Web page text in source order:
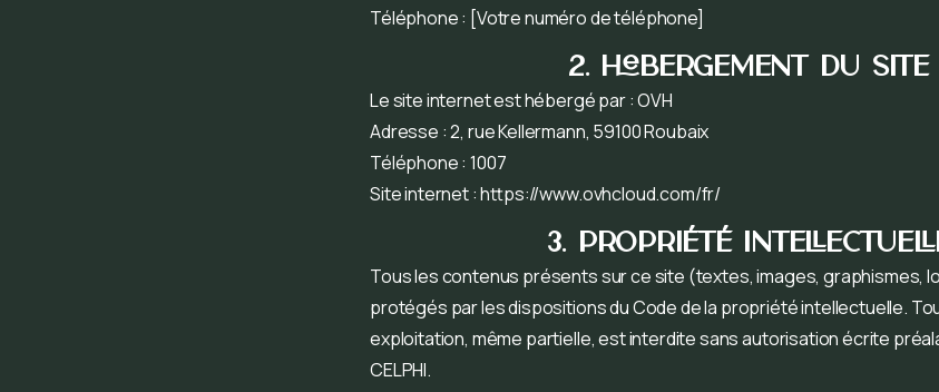
Téléphone : [Votre numéro de téléphone]
2. Hébergement du site
Le site internet est hébergé par : OVH
Adresse : 2, rue Kellermann, 59100 Roubaix
Téléphone : 1007
Site internet : https://www.ovhcloud.com/fr/
3. PropriÉtÉ
Tous les contenus présents sur ce site (textes, images, graphismes,
protégés par les dispositions du Code de la propriété intellectuelle.
exploitation, même partielle, est interdite sans autorisation écrite
CELPHI.